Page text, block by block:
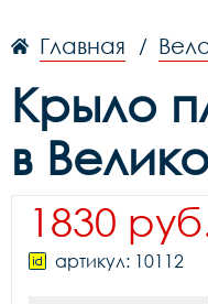
Главная /
Крыло
в
1830
артикул: 10112